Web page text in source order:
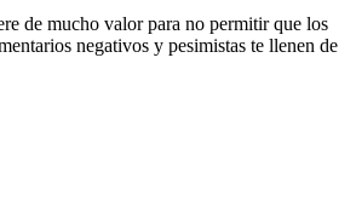
de mucho valor para no permitir que los
negativos y pesimistas te llenen de